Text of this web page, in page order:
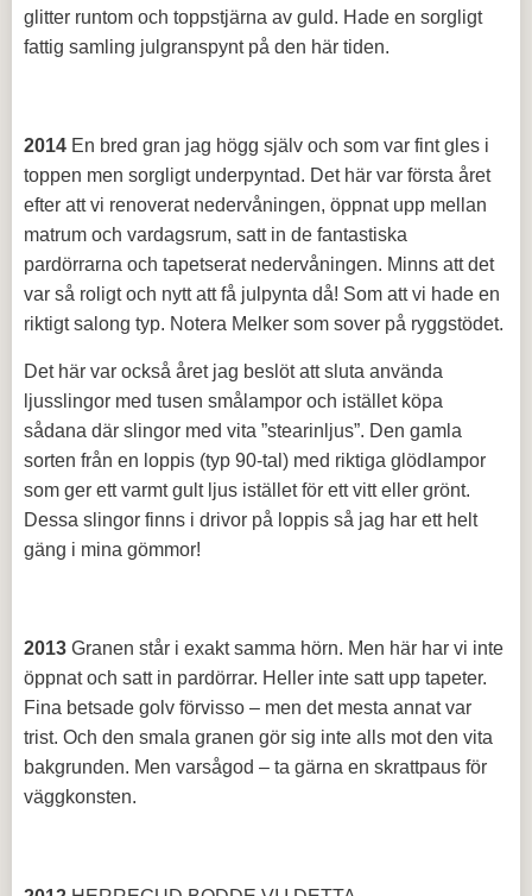
glitter runtom och toppstjärna av guld. Hade en sorgligt
fattig samling julgranspynt på den här tiden.
2014 En bred gran jag högg själv och som var fint gles i
toppen men sorgligt underpyntad. Det här var första året
efter att vi renoverat nedervåningen, öppnat upp mellan
matrum och vardagsrum, satt in de fantastiska
pardörrarna och tapetserat nedervåningen. Minns att det
var så roligt och nytt att få julpynta då! Som att vi hade en
riktigt salong typ. Notera Melker som sover på ryggstödet.
Det här var också året jag beslöt att sluta använda
ljusslingor med tusen smålampor och istället köpa
sådana där slingor med vita ”stearinljus”. Den gamla
sorten från en loppis (typ 90-tal) med riktiga glödlampor
som ger ett varmt gult ljus istället för ett vitt eller grönt.
Dessa slingor finns i drivor på loppis så jag har ett helt
gäng i mina gömmor!
2013 Granen står i exakt samma hörn. Men här har vi inte
öppnat och satt in pardörrar. Heller inte satt upp tapeter.
Fina betsade golv förvisso – men det mesta annat var
trist. Och den smala granen gör sig inte alls mot den vita
bakgrunden. Men varsågod – ta gärna en skrattpaus för
väggkonsten.